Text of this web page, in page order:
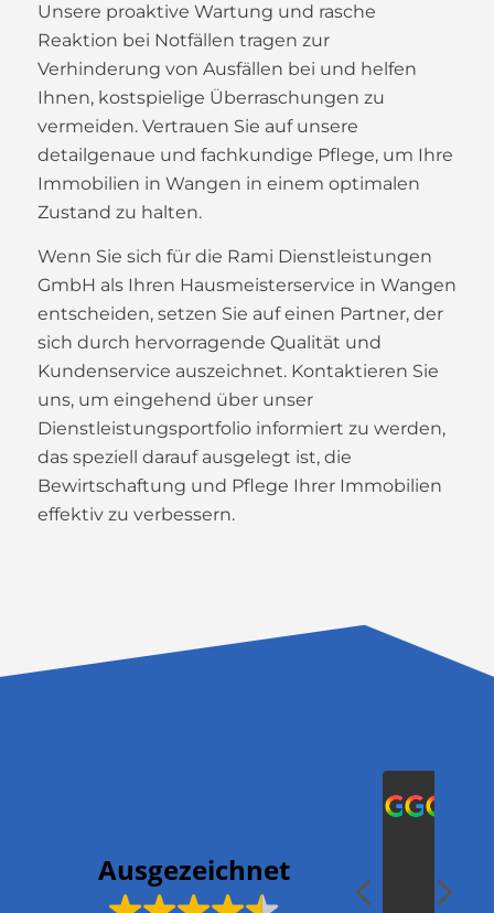
Unsere proaktive Wartung und rasche
Reaktion bei Notfällen tragen zur
Verhinderung von Ausfällen bei und helfen
Ihnen, kostspielige Überraschungen zu
vermeiden. Vertrauen Sie auf unsere
detailgenaue und fachkundige Pflege, um Ihre
Immobilien in Wangen in einem optimalen
Zustand zu halten.
Wenn Sie sich für die Rami Dienstleistungen
GmbH als Ihren Hausmeisterservice in Wangen
entscheiden, setzen Sie auf einen Partner, der
sich durch hervorragende Qualität und
Kundenservice auszeichnet. Kontaktieren Sie
uns, um eingehend über unser
Dienstleistungsportfolio informiert zu werden,
das speziell darauf ausgelegt ist, die
Bewirtschaftung und Pflege Ihrer Immobilien
effektiv zu verbessern.
Ausgezeichnet
DieWir